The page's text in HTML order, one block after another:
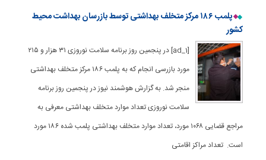
پلمب ۱۸۶ مرکز متخلف بهداشتی توسط بازرسان بهداشت محیط
کشور
[ad_1] در پنجمین روز برنامه سلامت نوروزی ۳۱ هزار و ۲۱۵
مورد بازرسی انجام که به پلمب ۱۸۶ مرکز متخلف بهداشتی
منجر شد. به گزارش هوشمند نیوز در پنجمین روز برنامه
سلامت نوروزی تعداد موارد متخلف بهداشتی معرفی به
مراجع قضایی ۱۰۶۸ مورد، تعداد موارد متخلف بهداشتی پلمب شده ۱۸۶ مورد
است. تعداد مراکز اقامتی